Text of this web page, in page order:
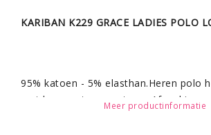
KARIBAN K229 GRACE LADIES POLO
95% katoen - 5% elasthan.Heren polo
met knopen toon op toon. Afwerking
Meer productinformatie